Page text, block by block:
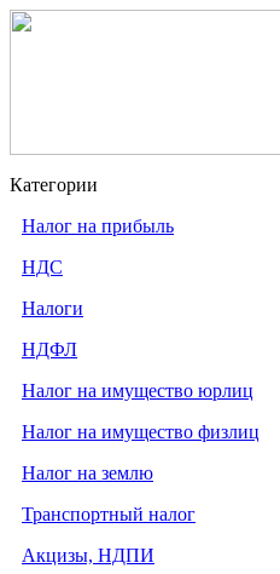
Категории
Налог на прибыль
НДС
Налоги
НДФЛ
Налог на имущество юрлиц
Налог на имущество физлиц
Налог на землю
Транспортный налог
Акцизы, НДПИ